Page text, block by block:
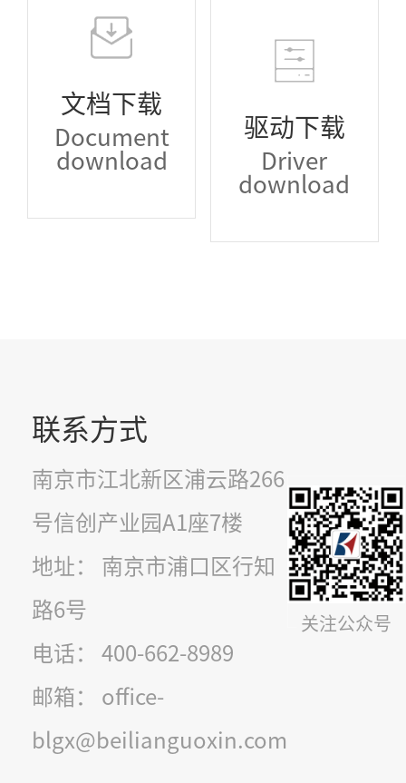
文档下载
Document
download
驱动下载
Driver
download
联系方式
南京市江北新区浦云路266
号信创产业园A1座7楼
地址： 南京市浦口区行知
路6号
电话： 400-662-8989
邮箱： office-
blgx@beilianguoxin.com
关注公众号